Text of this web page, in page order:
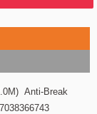
Anti-Break